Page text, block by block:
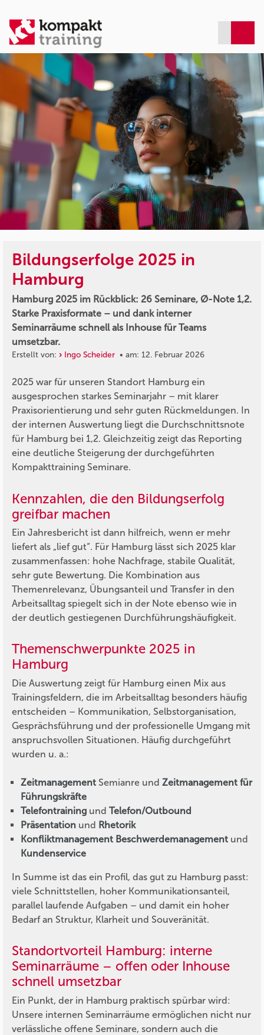
Bildungserfolge 2025 in
Hamburg
Hamburg 2025 im Rückblick: 26 Seminare, Ø-Note 1,2.
Starke Praxisformate – und dank interner
Seminarräume schnell als Inhouse für Teams
umsetzbar.
Erstellt von: Ingo Scheider • am: 12. Februar 2026
2025 war für unseren Standort Hamburg ein
ausgesprochen starkes Seminarjahr – mit klarer
Praxisorientierung und sehr guten Rückmeldungen. In
der internen Auswertung liegt die Durchschnittsnote
für Hamburg bei 1,2. Gleichzeitig zeigt das Reporting
eine deutliche Steigerung der durchgeführten
Kompakttraining Seminare.
Kennzahlen, die den Bildungserfolg
greifbar machen
Ein Jahresbericht ist dann hilfreich, wenn er mehr
liefert als „lief gut“. Für Hamburg lässt sich 2025 klar
zusammenfassen: hohe Nachfrage, stabile Qualität,
sehr gute Bewertung. Die Kombination aus
Themenrelevanz, Übungsanteil und Transfer in den
Arbeitsalltag spiegelt sich in der Note ebenso wie in
der deutlich gestiegenen Durchführungshäufigkeit.
Themenschwerpunkte 2025 in
Hamburg
Die Auswertung zeigt für Hamburg einen Mix aus
Trainingsfeldern, die im Arbeitsalltag besonders häufig
entscheiden – Kommunikation, Selbstorganisation,
Gesprächsführung und der professionelle Umgang mit
anspruchsvollen Situationen. Häufig durchgeführt
wurden u. a.:
Zeitmanagement Semianre und Zeitmanagement für
Führungskräfte
Telefontraining und Telefon/Outbound
Präsentation und Rhetorik
Konfliktmanagement Beschwerdemanagement und
Kundenservice
In Summe ist das ein Profil, das gut zu Hamburg passt:
viele Schnittstellen, hoher Kommunikationsanteil,
parallel laufende Aufgaben – und damit ein hoher
Bedarf an Struktur, Klarheit und Souveränität.
Standortvorteil Hamburg: interne
Seminarräume – offen oder Inhouse
schnell umsetzbar
Ein Punkt, der in Hamburg praktisch spürbar wird:
Unsere internen Seminarräume ermöglichen nicht nur
verlässliche offene Seminare, sondern auch die